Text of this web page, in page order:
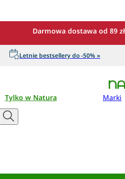
Darmowa dostawa od 89 zł
Letnie bestsellery do -50% »
Tylko w Natura Marki